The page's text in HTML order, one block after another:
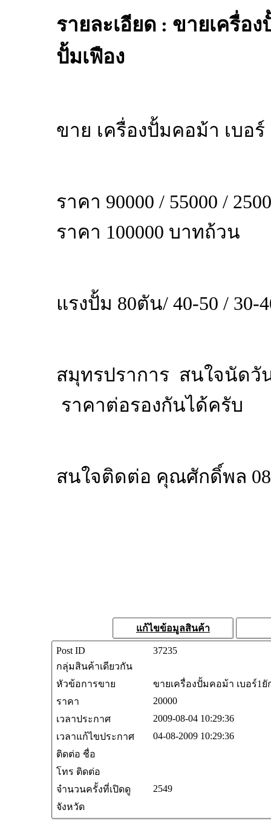
รายละเอียด : ขายเครื่อ
ปั้มเฟือง
ขาย เครื่องปั้มคอม้า เบอร์
ราคา 90000 / 55000 /
ราคา 100000 บาทถ้วน
แรงปั้ม 80ตัน/ 40-50 / 30-
สมุทรปราการ สนใจนัดวั
ราคาต่อรองกันได้ครับ
สนใจติดต่อ คุณศักดิ์พล
แก้ไขข้อมูลสินค้า
Post ID
37235
กลุ่มสินค้าเดียวกัน
หัวข้อการขาย
ขายเครื่องปั้มคอม้า เบอร์1ยั
ราคา
20000
เวลาประกาศ
2009-08-04 10:29:36
เวลาแก้ไขประกาศ
04-08-2009 10:29:36
ติดต่อ ชื่อ
โทร ติดต่อ
จำนวนครั้งที่เปิดดู
2549
จังหวัด